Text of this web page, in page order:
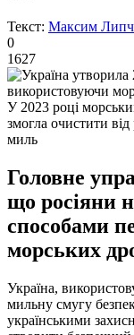
Текст: Максим
0
1627
У 2023 році
змогла очистити
миль
Головне
що росіяни
способами
морських
Україна,
мильну смугу
українськими